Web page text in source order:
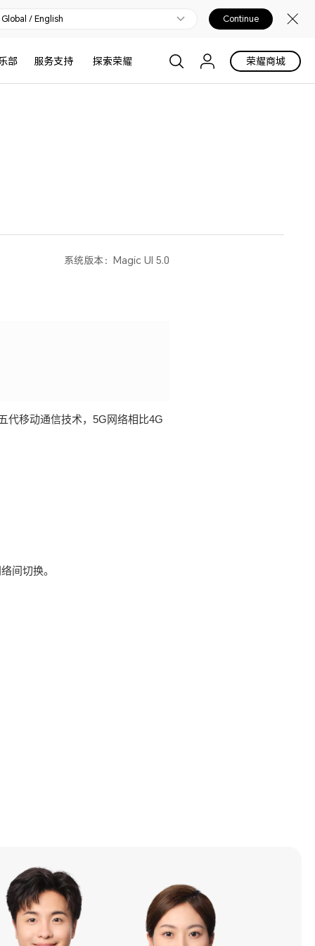
Global / English Continue
部 服务支持 探索荣耀 荣耀商城
系统版本：Magic UI 5.0
代移动通信技术，5G网络相比4G
间切换。